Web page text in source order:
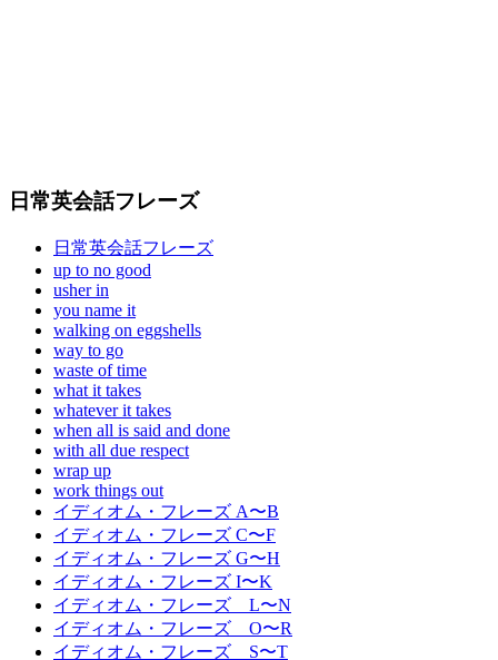
日常英会話フレーズ
日常英会話フレーズ
up to no good
usher in
you name it
walking on eggshells
way to go
waste of time
what it takes
whatever it takes
when all is said and done
with all due respect
wrap up
work things out
イディオム・フレーズ A〜B
イディオム・フレーズ C〜F
イディオム・フレーズ G〜H
イディオム・フレーズ I〜K
イディオム・フレーズ L〜N
イディオム・フレーズ O〜R
イディオム・フレーズ S〜T